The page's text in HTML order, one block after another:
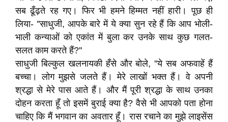
सब ढूँढ़ते रह गए। फिर भी हमने हिम्मत नहीं हारी। पूछ ही
लिया- ''साधुजी, आपके बारे में ये क्या सुन रहे हैं कि आप भोली-
भाली कन्याओं को एकांत में बुला कर उनके साथ कुछ गलत-
सलत काम करते हैं?''
साधुजी बिल्कुल खलनायकी हँसे और बोले, ''ये सब अफवाहें हैं
बच्चा। लोग मुझसे जलते हैं। मेरे लाखों भक्त हैं। वे अपनी
श्रद्धा से मेरे पास आते हैं। और मैं पूरी श्रद्धा के साथ उनका
दोहन करता हूँ तो इसमें बुराई क्या है? वैसे भी आपको पता होना
चाहिए कि मैं भगवान का अवतार हूँ। रास रचाने का मुझे लाइसेंस